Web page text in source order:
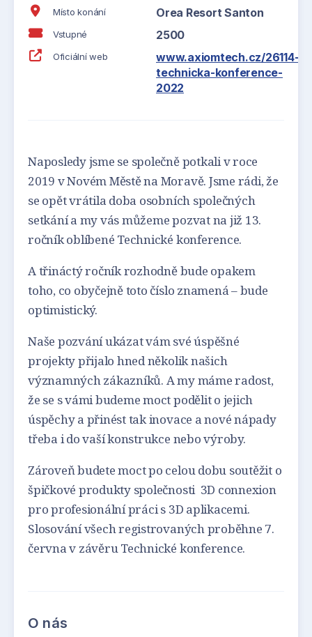
Místo konání Orea Resort Santon
Vstupné 2500
Oficiální web
www.axiomtech.cz/26114-
technicka-konference-
2022
Naposledy jsme se společně potkali v roce
2019 v Novém Městě na Moravě. Jsme rádi, že
se opět vrátila doba osobních společných
setkání a my vás můžeme pozvat na již 13.
ročník oblíbené Technické konference.
A třináctý ročník rozhodně bude opakem
toho, co obyčejně toto číslo znamená – bude
optimistický.
Naše pozvání ukázat vám své úspěšné
projekty přijalo hned několik našich
významných zákazníků. A my máme radost,
že se s vámi budeme moct podělit o jejich
úspěchy a přinést tak inovace a nové nápady
třeba i do vaší konstrukce nebo výroby.
Zároveň budete moct po celou dobu soutěžit o
špičkové produkty společnosti 3D connexion
pro profesionální práci s 3D aplikacemi.
Slosování všech registrovaných proběhne 7.
června v závěru Technické konference.
O nás